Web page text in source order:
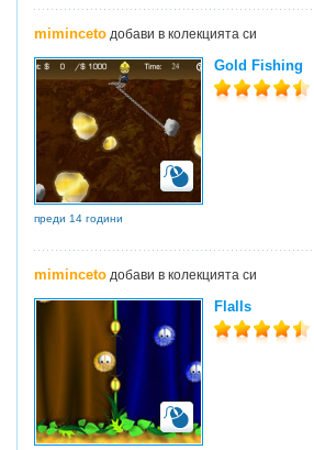
miminceto добави в колекцията си
Gold Fishing
преди 14 години
miminceto добави в колекцията си
Flalls